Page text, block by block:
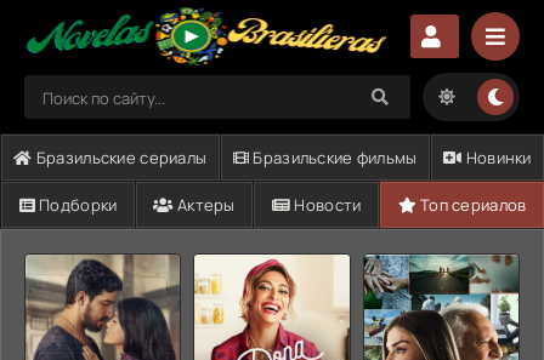
Бразильские сериалы Бразильские фильмы Новинки
Подборки Актеры Новости Топ сериалов